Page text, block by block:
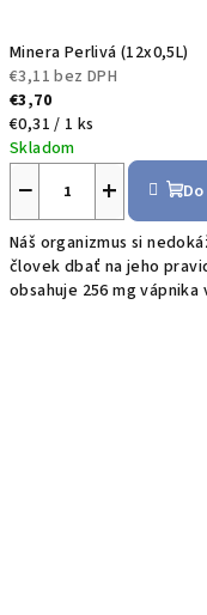
o
m
o
b
c
h
Minera Perlivá (12x0,5L)
€3,11 bez DPH
€3,70
Jednotková
cena:
€0,31 / 1 ks
Skladom
+
−
Náš organizmus si
človek dbať na jeho
obsahuje 256 mg